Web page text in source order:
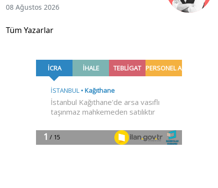
08 Ağustos 2026
Tüm Yazarlar